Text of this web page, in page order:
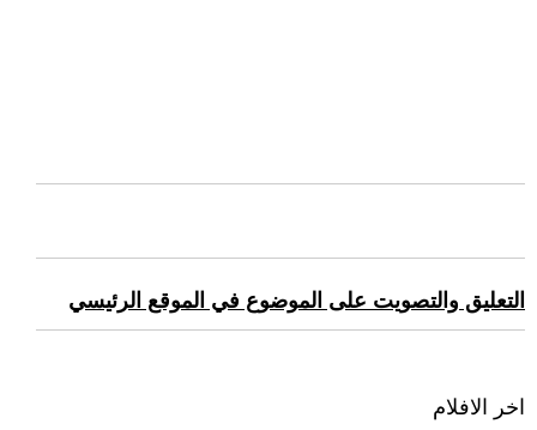
التعليق والتصويت على الموضوع في الموقع الرئيسي
اخر الافلام